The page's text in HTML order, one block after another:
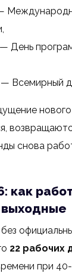
День
Всемирный
снова
как
выходные
22 рабочих
при